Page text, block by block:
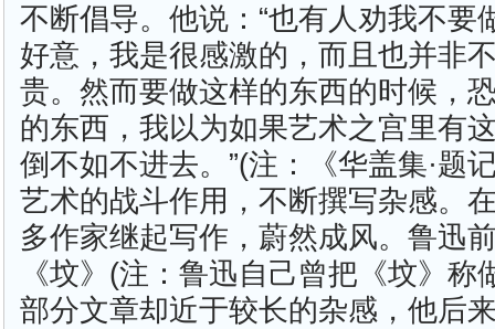
不断倡导。他说：“也有人劝我不要
好意，我是很感激的，而且也并非
贵。然而要做这样的东西的时候，
的东西，我以为如果艺术之宫里有
倒不如不进去。”(注：《华盖集·题
艺术的战斗作用，不断撰写杂感。
多作家继起写作，蔚然成风。鲁迅
《坟》(注：鲁迅自己曾把《坟》称
部分文章却近于较长的杂感，他后